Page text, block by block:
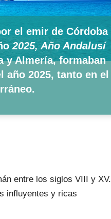
el emir de Córdoba
2025, Año Andalusí
y Almería, formaban
2025, tanto en el
entre los siglos VIII y XV.
influyentes y ricas